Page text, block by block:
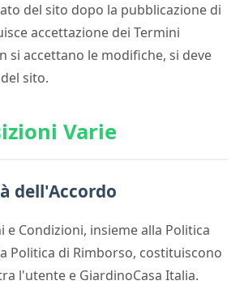
del sito dopo la pubblicazione di
accettazione dei Termini
si accettano le modifiche, si deve
sito.
Varie
dell'Accordo
e Condizioni, insieme alla Politica
Politica di Rimborso, costituiscono
l'utente e GiardinoCasa Italia.